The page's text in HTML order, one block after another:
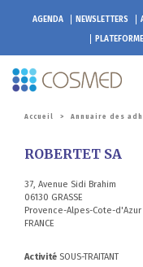
AGENDA NEWSLETTERS
PLATEFORME
Accueil > Annuaire des
ROBERTET SA
37, Avenue Sidi Brahim
06130 GRASSE
Provence-Alpes-Cote-d'Azur
FRANCE
Activité SOUS-TRAITANT